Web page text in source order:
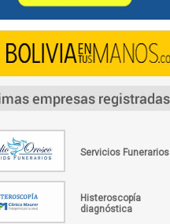
Servicios Funerarios
Histeroscopía
diagnóstica